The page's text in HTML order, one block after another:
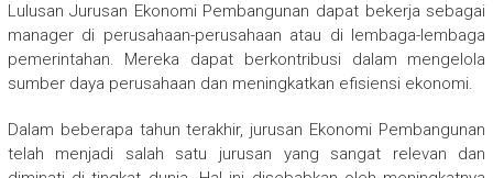
Lulusan Jurusan Ekonomi Pembangunan dapat bekerja sebagai
manager di perusahaan-perusahaan atau di lembaga-lembaga
pemerintahan. Mereka dapat berkontribusi dalam mengelola
sumber daya perusahaan dan meningkatkan efisiensi ekonomi.
Dalam beberapa tahun terakhir, jurusan Ekonomi Pembangunan
telah menjadi salah satu jurusan yang sangat relevan dan